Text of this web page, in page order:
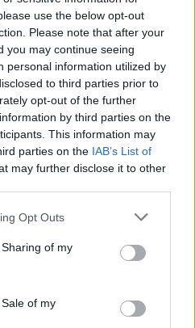
use the below opt-out
Please note that after your
you may continue seeing
personal information utilized by
to third parties prior to
opt-out of the further
by third parties on the
This information may
parties on the IAB’s List of
may further disclose it to other
Opt Outs
of my
of my